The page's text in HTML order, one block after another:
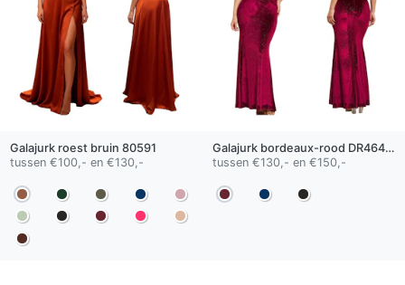
Galajurk roest bruin 80591
tussen €100,- en €130,-
Galajurk bordeaux-rood DR4643-A
tussen €130,- en €150,-